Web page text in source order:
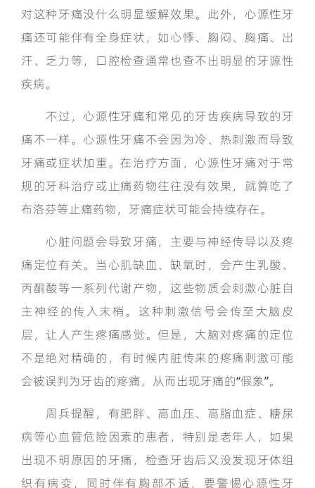
对这种牙痛没什么明显缓解效果。此外，心源性牙
痛还可能伴有全身症状，如心悸、胸闷、胸痛、出
汗、乏力等，口腔检查通常也查不出明显的牙源性
疾病。
不过，心源性牙痛和常见的牙齿疾病导致的牙
痛不一样。心源性牙痛不会因为冷、热刺激而导致
牙痛或症状加重。在治疗方面，心源性牙痛对于常
规的牙科治疗或止痛药物往往没有效果，就算吃了
布洛芬等止痛药物，牙痛症状可能会持续存在。
心脏问题会导致牙痛，主要与神经传导以及疼
痛定位有关。当心肌缺血、缺氧时，会产生乳酸、
丙酮酸等一系列代谢产物，这些物质会刺激心脏自
主神经的传入末梢。这种刺激信号会传至大脑皮
层，让人产生疼痛感觉。但是，大脑对疼痛的定位
不是绝对精确的，有时候内脏传来的疼痛刺激可能
会被误判为牙齿的疼痛，从而出现牙痛的“假象”。
周兵提醒，有肥胖、高血压、高脂血症、糖尿
病等心血管危险因素的患者，特别是老年人，如果
出现不明原因的牙痛，检查牙齿后又没发现牙体组
织有病变，同时伴有胸部不适，要警惕心源性牙